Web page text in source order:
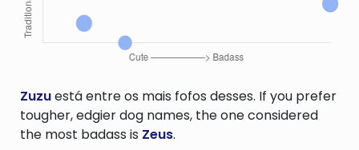
Zuzuestá entre os mais fofos desses. If you prefer
tougher, edgier dog names, the one considered
the most badass is Zeus.